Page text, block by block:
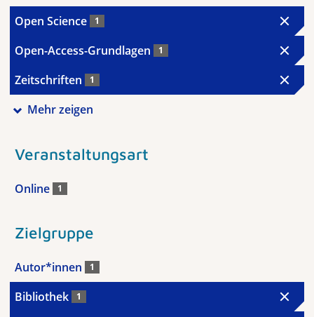
Open Science 1
Open-Access-Grundlagen 1
Zeitschriften 1
Mehr zeigen
Veranstaltungsart
Online 1
Zielgruppe
Autor*innen 1
Bibliothek 1